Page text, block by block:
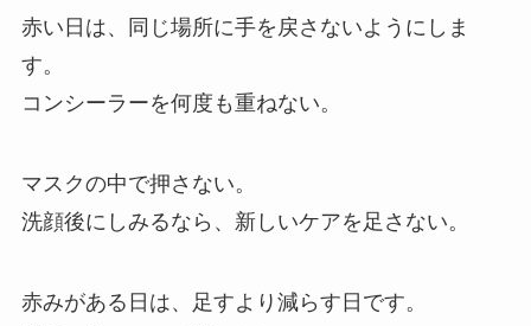
赤い日は、同じ場所に手を戻さないようにしま
す。
コンシーラーを何度も重ねない。
マスクの中で押さない。
洗顔後にしみるなら、新しいケアを足さない。
赤みがある日は、足すより減らす日です。